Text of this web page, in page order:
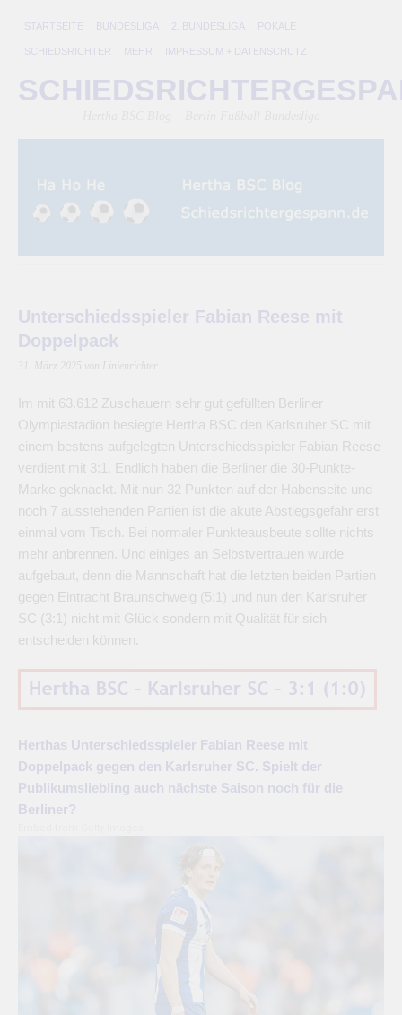
STARTSEITE BUNDESLIGA 2. BUNDESLIGA POKALE
SCHIEDSRICHTER MEHR IMPRESSUM + DATENSCHUTZ
Unterschiedsspieler Fabian Reese mit
Doppelpack
31. März 2025 von Linienrichter
Im mit 63.612 Zuschauern sehr gut gefüllten Berliner
Olympiastadion besiegte Hertha BSC den Karlsruher SC mit
einem bestens aufgelegten Unterschiedsspieler Fabian Reese
verdient mit 3:1. Endlich haben die Berliner die 30-Punkte-
Marke geknackt. Mit nun 32 Punkten auf der Habenseite und
noch 7 ausstehenden Partien ist die akute Abstiegsgefahr erst
einmal vom Tisch. Bei normaler Punkteausbeute sollte nichts
mehr anbrennen. Und einiges an Selbstvertrauen wurde
aufgebaut, denn die Mannschaft hat die letzten beiden Partien
gegen Eintracht Braunschweig (5:1) und nun den Karlsruher
SC (3:1) nicht mit Glück sondern mit Qualität für sich
entscheiden können.
Herthas Unterschiedsspieler Fabian Reese mit
Doppelpack gegen den Karlsruher SC. Spielt der
Publikumsliebling auch nächste Saison noch für die
Berliner?